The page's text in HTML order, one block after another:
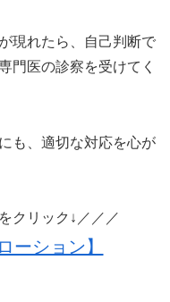
現れたら、自己判断で
門医の診察を受けてく
も、適切な対応を心が
クリック↓／／／
ーション】